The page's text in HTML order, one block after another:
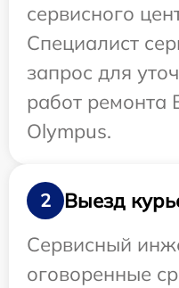
сервисного
Специалист
запрос для
работ ремонта
Olympus.
2
Выезд
Сервисный
оговоренные